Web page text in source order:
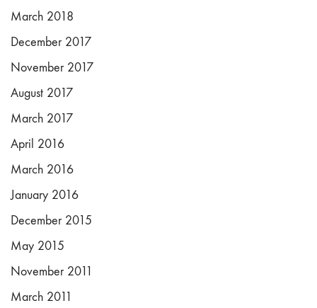
March 2018
December 2017
November 2017
August 2017
March 2017
April 2016
March 2016
January 2016
December 2015
May 2015
November 2011
March 2011